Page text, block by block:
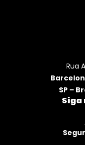
Rua
SP –
Siga